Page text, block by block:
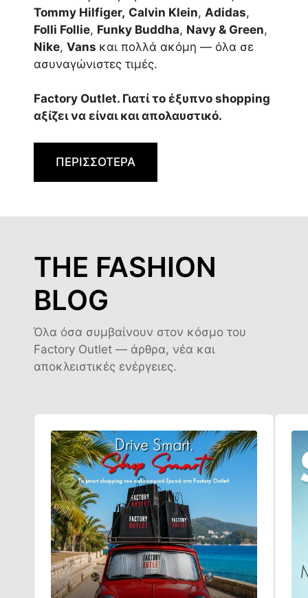
Tommy Hilfiger, Calvin Klein, Adidas,
Folli Follie, Funky Buddha, Navy & Green,
Nike, Vans και πολλά ακόμη — όλα σε
ασυναγώνιστες τιμές.
Factory Outlet. Γιατί το έξυπνο shopping
αξίζει να είναι και απολαυστικό.
ΠΕΡΙΣΣΟΤΕΡΑ
THE FASHION
BLOG
Όλα όσα συμβαίνουν στον κόσμο του
Factory Outlet — άρθρα, νέα και
αποκλειστικές ενέργειες.